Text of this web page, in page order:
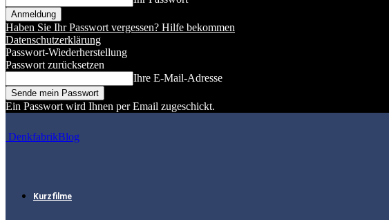
Haben Sie Ihr Passwort vergessen? Hilfe bekommen
Datenschutzerklärung
Passwort-Wiederherstellung
Passwort zurücksetzen
Ihre E-Mail-Adresse
Ein Passwort wird Ihnen per Email zugeschickt.
DenkfabrikBlog
Kurzfilme